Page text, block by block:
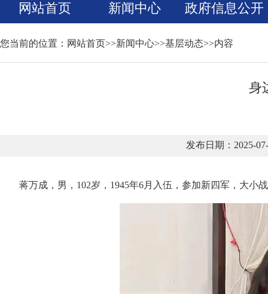
网站首页 新闻中心 政府信息公开
您当前的位置： 网站首页>>新闻中心>>基层动态>>内容
身
发布日期：2025-
蒋万成，男，102岁，1945年6月入伍，参加新四军，大